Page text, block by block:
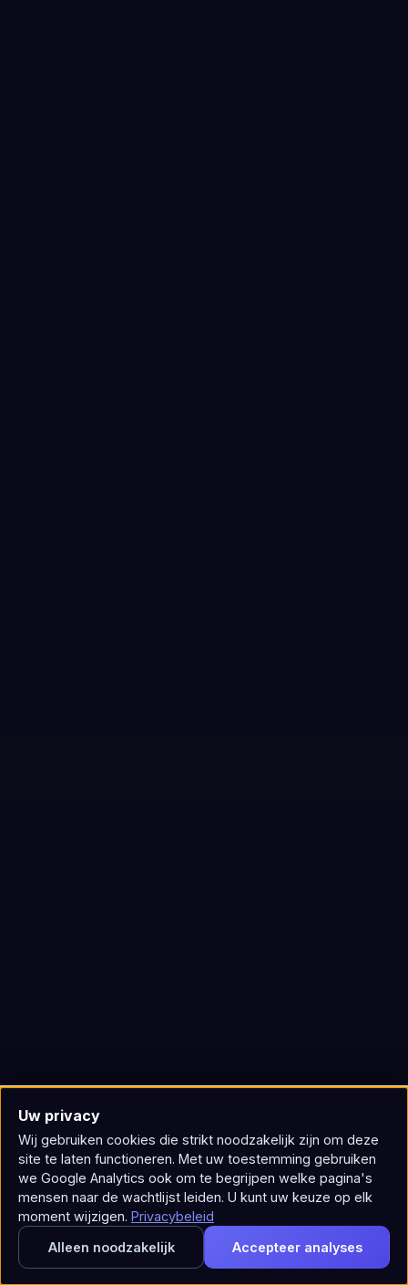
Uw privacy
Wij gebruiken cookies die strikt noodzakelijk zijn om deze
site te laten functioneren. Met uw toestemming gebruiken
we Google Analytics ook om te begrijpen welke pagina's
mensen naar de wachtlijst leiden. U kunt uw keuze op elk
moment wijzigen. Privacybeleid
Alleen noodzakelijk
Accepteer analyses